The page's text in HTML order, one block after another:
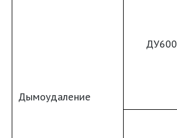
Дымоудаление
ДУ600